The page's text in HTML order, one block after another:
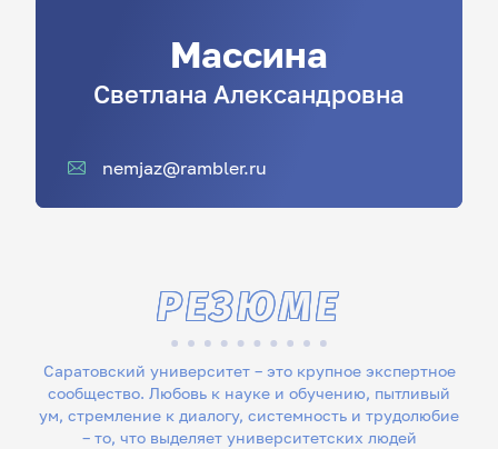
Массина
Светлана Александровна
nemjaz@rambler.ru
Саратовский университет – это крупное экспертное
сообщество. Любовь к науке и обучению, пытливый
ум, стремление к диалогу, системность и трудолюбие
– то, что выделяет университетских людей
РЕЗЮМЕ